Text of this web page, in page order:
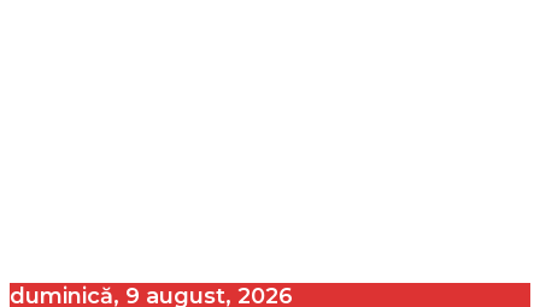
duminică, 9 august, 2026